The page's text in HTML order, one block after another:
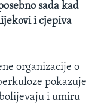
sada kad
i cjepiva
organizacije o
pokazuje
i umiru